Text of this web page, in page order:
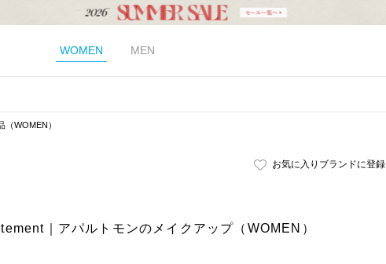
WOMEN MEN
（WOMEN）
お気に入りブランドに登録
｜アパルトモンのメイクアップ（WOMEN）